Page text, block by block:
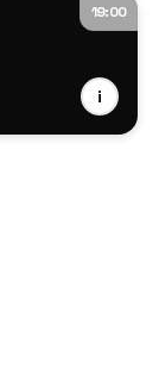
19:00
i